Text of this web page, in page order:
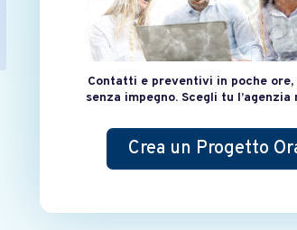
Contatti e preventivi in poche
senza impegno. Scegli tu l’agenzia
Crea un Progetto